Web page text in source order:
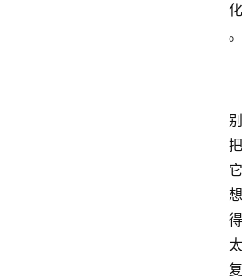
化
。
别
把
它
想
得
太
复